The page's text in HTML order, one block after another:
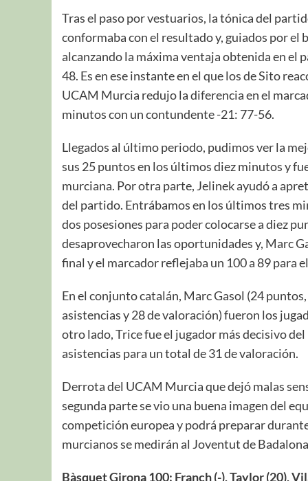
Tras el paso por vestuarios, la tónica del
conformaba con el resultado y, guiados por el
alcanzando la máxima ventaja obtenida en el
48. Es en ese instante en el que los de Sito
UCAM Murcia redujo la diferencia en el
minutos con un contundente -21: 77-56.
Llegados al último periodo, pudimos ver la
sus 25 puntos en los últimos diez minutos y
murciana. Por otra parte, Jelinek ayudó a
del partido. Entrábamos en los últimos tres
dos posesiones para poder colocarse a diez
desaprovecharon las oportunidades y, Marc
final y el marcador reflejaba un 100 a 89 para
En el conjunto catalán, Marc Gasol (24
asistencias y 28 de valoración) fueron los
otro lado, Trice fue el jugador más decisivo
asistencias para un total de 31 de valoración.
Derrota del UCAM Murcia que dejó malas
segunda parte se vio una buena imagen del
competición europea y podrá preparar
murcianos se medirán al Joventut de
Bàsquet Girona 100: Franch (-), Taylor (20),